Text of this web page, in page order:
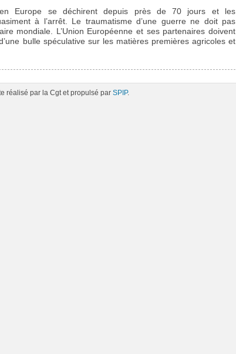
Europe se déchirent depuis près de 70 jours et les
à l’arrêt. Le traumatisme d’une guerre ne doit pas
mondiale. L’Union Européenne et ses partenaires doivent
bulle spéculative sur les matières premières agricoles et
réalisé par la Cgt et propulsé par SPIP.